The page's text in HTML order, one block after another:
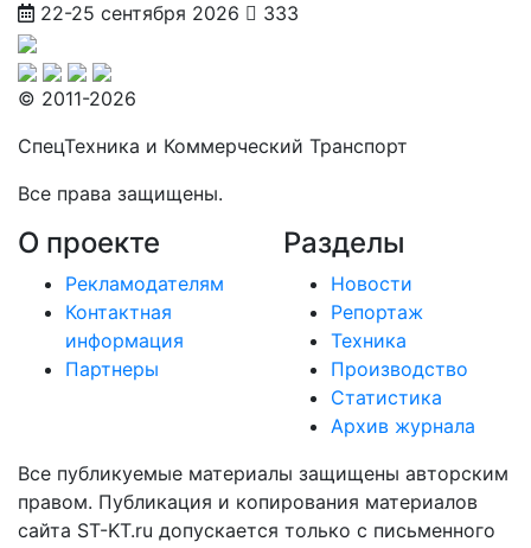
22-25 сентября 2026
333
© 2011-2026
СпецТехника и Коммерческий Транспорт
Все права защищены.
О проекте
Рекламодателям
Контактная
информация
Партнеры
Разделы
Новости
Репортаж
Техника
Производство
Статистика
Архив журнала
Все публикуемые материалы защищены авторским
правом. Публикация и копирования материалов
сайта ST-KT.ru допускается только с письменного